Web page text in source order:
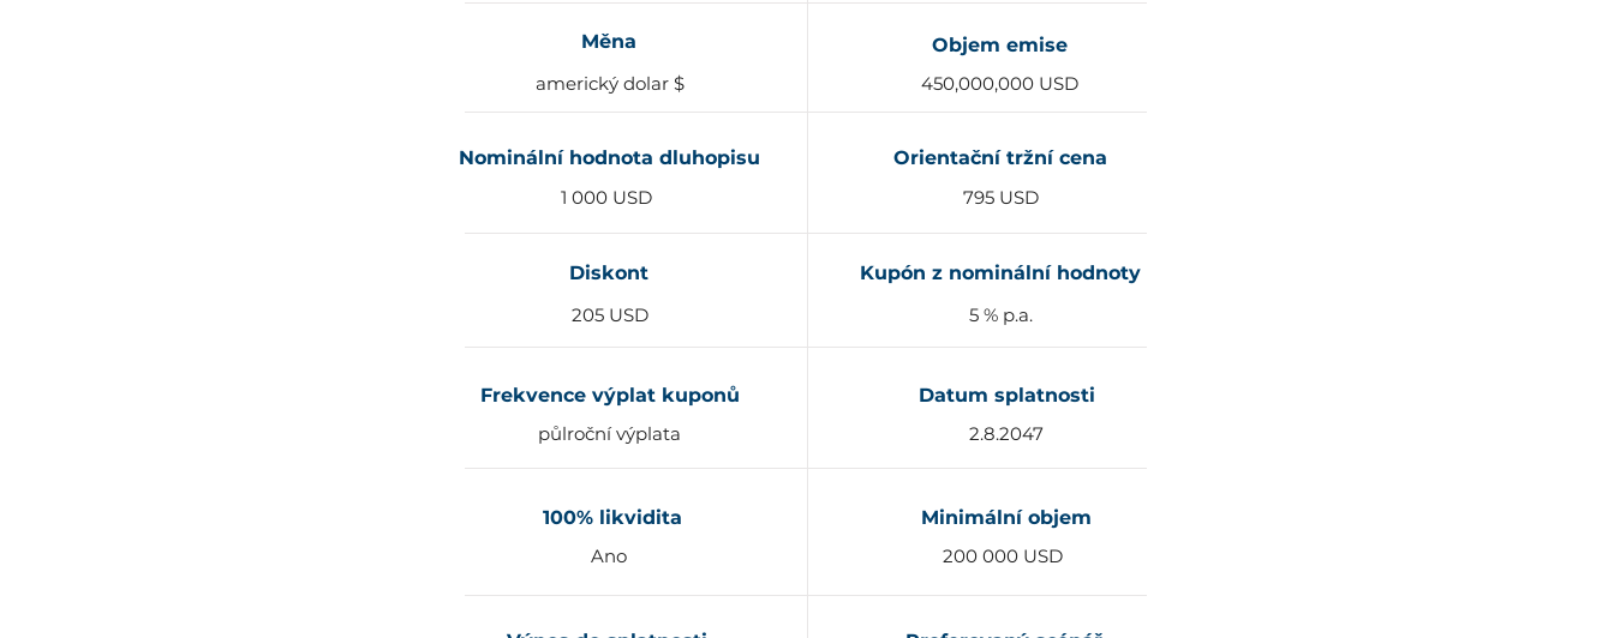
Měna
americký dolar $
Objem emise
450,000,000 USD
Nominální hodnota dluhopisu
1 000 USD
Orientační tržní cena
795 USD
Diskont
205 USD
Kupón z nominální hodnoty
5 % p.a.
Frekvence výplat kuponů
Datum splatnosti
půlroční výplata
2.8.2047
100% likvidita
Ano
Minimální objem
200 000 USD